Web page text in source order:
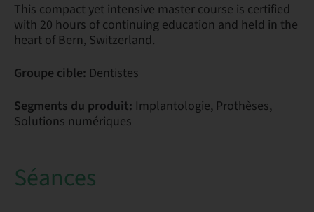
This compact yet intensive master course is certified
with 20 hours of continuing education and held in the
heart of Bern, Switzerland.
Groupe cible: Dentistes
Segments du produit: Implantologie, Prothèses,
Solutions numériques
Séances